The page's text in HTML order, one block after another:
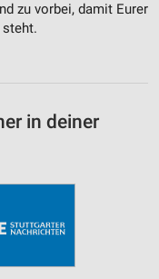
zu vorbei, damit Eurer
steht.
in deiner